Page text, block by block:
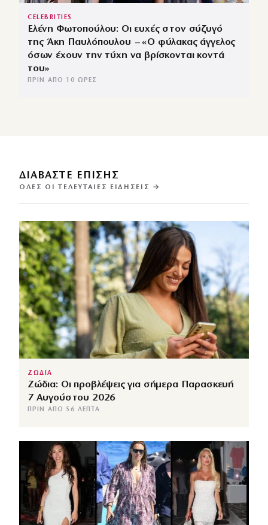
CELEBRITIES
Ελένη Φωτοπούλου: Οι ευχές στον σύζυγό
της Άκη Παυλόπουλου – «Ο φύλακας άγγελος
όσων έχουν την τύχη να βρίσκονται κοντά
του»
ΠΡΙΝ ΑΠΌ 10 ΏΡΕΣ
ΔΙΑΒΑΣΤΕ ΕΠΙΣΗΣ
ΌΛΕΣ ΟΙ ΤΕΛΕΥΤΑΊΕΣ ΕΙΔΉΣΕΙΣ →
ΖΩΔΙΑ
Ζώδια: Οι προβλέψεις για σήμερα Παρασκευή
7 Αυγούστου 2026
ΠΡΙΝ ΑΠΌ 56 ΛΕΠΤΆ